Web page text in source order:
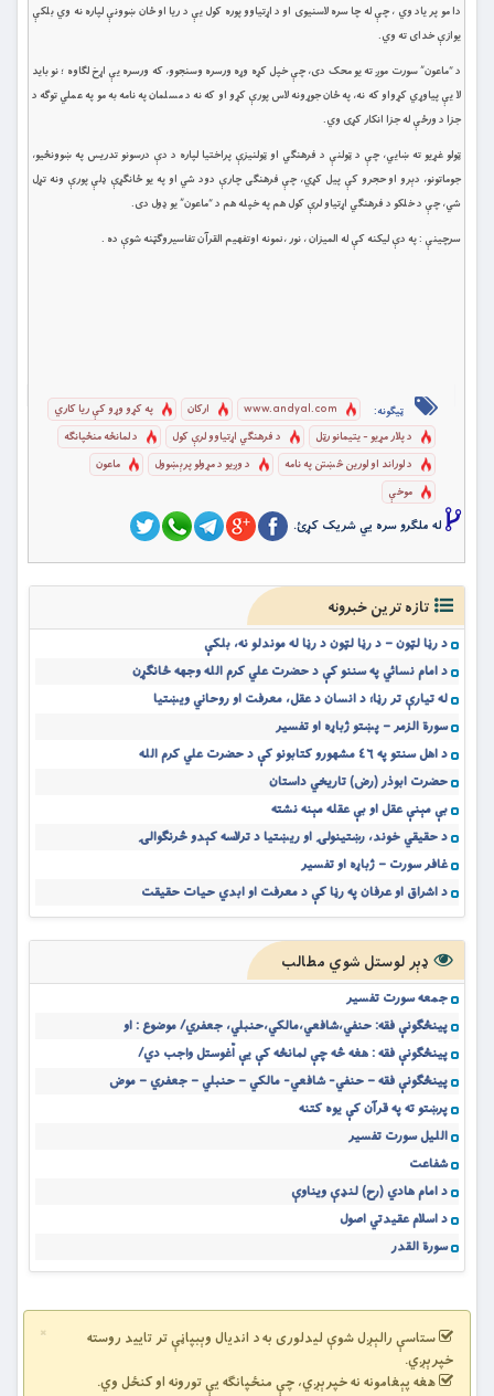
دا مو پر ياد وي ، چې له چا سره لاسنيوى او د اړتياوو پوره کول يې د ريا او ځان ښوونې لپاره نه وي بلکې
يوازې خداى ته وي.
د “ماعون” سورت موږ ته يو محک دى، چې خپل کړه وړه ورسره وسنجوو، که ورسره يې اړخ لګاوه ؛ نو بايد
لا يې پياوړي کړواو که نه، په ځان جوړونه لاس پورې کړو او که نه د مسلمان په نامه به مو په عملي توګه د
جزا د ورځې له جزا انکار کړى وي.
ټولو غړيو ته ښايي، چې د ټولنې د فرهنګي او ټولنيزې پراختيا لپاره د دې درسونو تدريس په ښوونځيو،
جوماتونو، دېرو او حجرو کې پيل کړي، چې فرهنګى چارې دود شي او په يو ځانګړې ډلې پورې ونه تړل
شي، چې د خلکو د فرهنګي اړتياو لرې کول هم په خپله هم د “ماعون” يو ډول دى.
سرچينې : په دې ليکنه کې له الميزان ، نور ،نمونه اوتفهيم القرآن تفاسيروګټنه شوې ده .
ټیګونه: www.andyal.com ارکان
په کړو وړو کې ريا کاري
د پلار مړيو - یتیمانو رټل
د فرهنګي اړتياوو لرې کول
د لمانځه منځپانګه
د لوراند او لورين څښتن په نامه
د وږيو د مړولو پرېښوول
ماعون
موخې
له ملگرو سره یي شریک کړئ.
تازه ترین خبرونه
د رڼا لټون – د رڼا لټون د رڼا له موندلو نه، بلکې
د امام نسائي په سننو کې د حضرت علي کرم الله وجهه ځانګړن
له تیارې تر رڼا؛ د انسان د عقل، معرفت او روحاني ویښتیا
سورة الزمر – پښتو ژباړه او تفسیر
د اهل سنتو په ٤٦ مشهورو کتابونو کې د حضرت علي کرم الله
حضرت ابوذر (رض) تاریخي داستان
بې مېنې عقل او بې عقله مېنه نشته
د حقیقي خوند، رښتینولۍ او ریښتیا د ترلاسه کېدو څرنګوالۍ
غافر سورت – ژباړه او تفسیر
د اشراق او عرفان په رڼا کې د معرفت او ابدي حیات حقیقت
ډېر لوستل شوي مطالب
جمعه سورت تفسیر
پينځګونې فقه: حنفي،شافعي،مالکي،حنبلي، جعفري/ موضوع : او
پينځګونې فقه : هغه څه چې لمانځه كې يې اّغوستل واجب دي/
پينځګونې فقه – حنفي- شافعي- مالکي – حنبلي – جعفري – موض
پرښتو ته په قرآن کې يوه کتنه
اللیل سورت تفسیر
شفاعت
د امام هادي (رح) لنډې ویناوې
د اسلام عقیدتي اصول
سورة القدر
×
ستاسې رالېږل شوې لیدلوری به د اندیال وېبپاڼې تر تایید روسته
خپرېږي.
هغه پېغامونه نه خپرېږي، چې منځپانګه یې تورونه او کنځل وي.